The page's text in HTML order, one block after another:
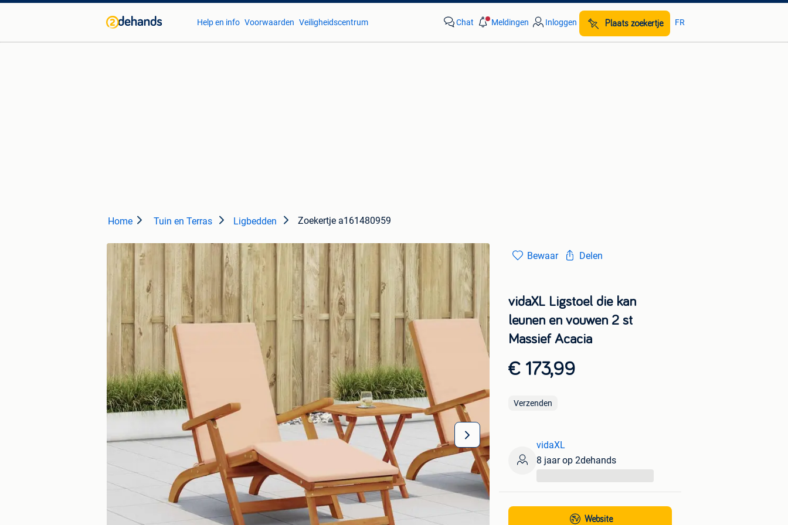
Help en info Voorwaarden Veiligheidscentrum Chat Meldingen Inloggen Plaats zoekertje FR
Home Tuin en Terras Ligbedden Zoekertje a161480959
Bewaar Delen
vidaXL Ligstoel die kan
leunen en vouwen 2 st
Massief Acacia
€ 173,99
Verzenden
vidaXL
8 jaar op 2dehands
Website